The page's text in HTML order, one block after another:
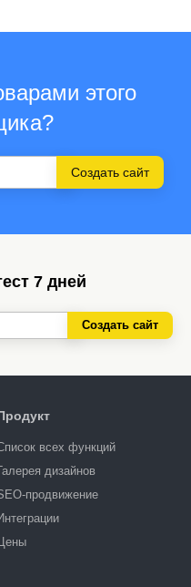
этого
Создать сайт
7 дней
Создать сайт
всех функций
дизайнов
продвижение
Цены